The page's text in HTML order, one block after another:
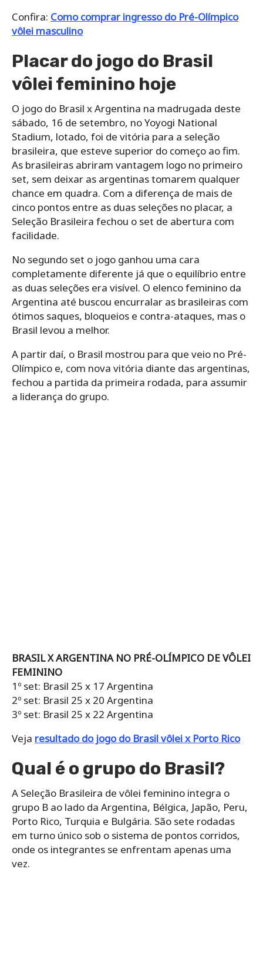
Confira: Como comprar ingresso do Pré-Olímpico
vôlei masculino
Placar do jogo do Brasil
vôlei feminino hoje
O jogo do Brasil x Argentina na madrugada deste
sábado, 16 de setembro, no Yoyogi National
Stadium, lotado, foi de vitória para a seleção
brasileira, que esteve superior do começo ao fim.
As brasileiras abriram vantagem logo no primeiro
set, sem deixar as argentinas tomarem qualquer
chance em quadra. Com a diferença de mais de
cinco pontos entre as duas seleções no placar, a
Seleção Brasileira fechou o set de abertura com
facilidade.
No segundo set o jogo ganhou uma cara
completamente diferente já que o equilíbrio entre
as duas seleções era visível. O elenco feminino da
Argentina até buscou encurralar as brasileiras com
ótimos saques, bloqueios e contra-ataques, mas o
Brasil levou a melhor.
A partir daí, o Brasil mostrou para que veio no Pré-
Olímpico e, com nova vitória diante das argentinas,
fechou a partida da primeira rodada, para assumir
a liderança do grupo.
BRASIL X ARGENTINA NO PRÉ-OLÍMPICO DE VÔLEI
FEMININO
1º set: Brasil 25 x 17 Argentina
2º set: Brasil 25 x 20 Argentina
3º set: Brasil 25 x 22 Argentina
Veja resultado do jogo do Brasil vôlei x Porto Rico
Qual é o grupo do Brasil?
A Seleção Brasileira de vôlei feminino integra o
grupo B ao lado da Argentina, Bélgica, Japão, Peru,
Porto Rico, Turquia e Bulgária. São sete rodadas
em turno único sob o sistema de pontos corridos,
onde os integrantes se enfrentam apenas uma
vez.